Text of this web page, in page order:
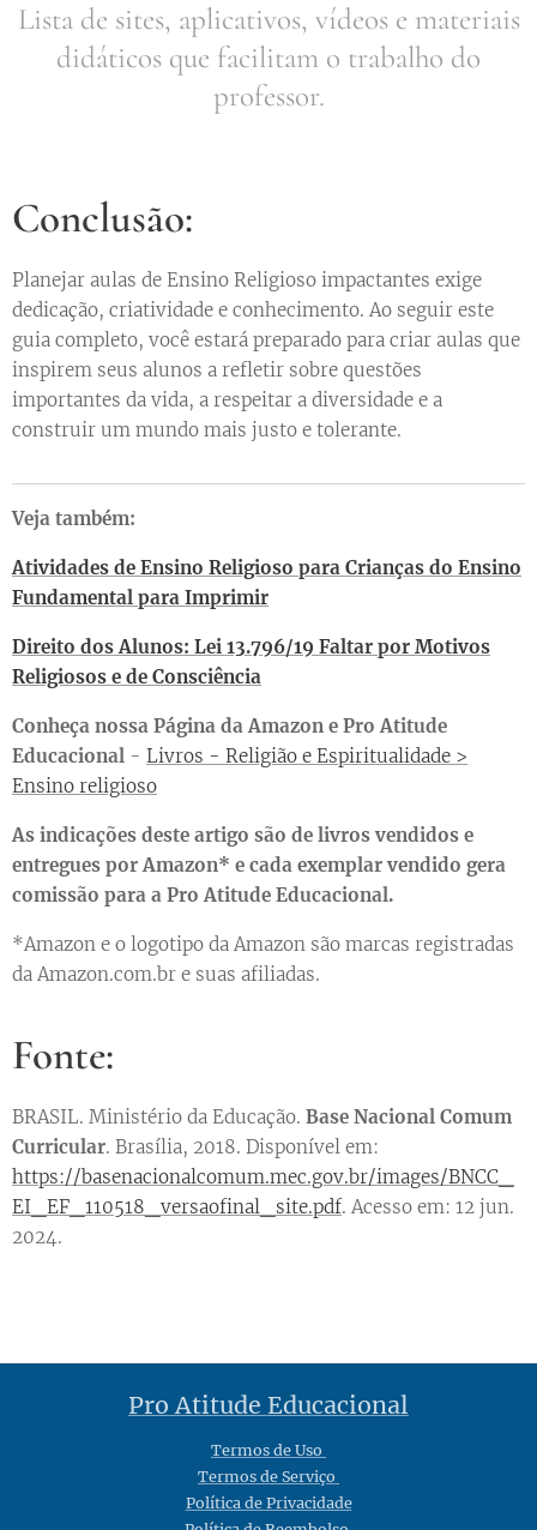
Lista de sites, aplicativos, vídeos e materiais
didáticos que facilitam o trabalho do
professor.
Conclusão:
Planejar aulas de Ensino Religioso impactantes exige
dedicação, criatividade e conhecimento. Ao seguir este
guia completo, você estará preparado para criar aulas que
inspirem seus alunos a refletir sobre questões
importantes da vida, a respeitar a diversidade e a
construir um mundo mais justo e tolerante.
Veja também:
Atividades de Ensino Religioso para Crianças do Ensino
Fundamental para Imprimir
Direito dos Alunos: Lei 13.796/19 Faltar por Motivos
Religiosos e de Consciência
Conheça nossa Página da Amazon e Pro Atitude
Educacional - Livros - Religião e Espiritualidade >
Ensino religioso
As indicações deste artigo são de livros vendidos e
entregues por Amazon* e cada exemplar vendido gera
comissão para a Pro Atitude Educacional.
*Amazon e o logotipo da Amazon são marcas registradas
da Amazon.com.br e suas afiliadas.
Fonte:
BRASIL. Ministério da Educação. Base Nacional Comum
Curricular. Brasília, 2018. Disponível em:
https://basenacionalcomum.mec.gov.br/images/BNCC_
EI_EF_110518_versaofinal_site.pdf. Acesso em: 12 jun.
2024.
Pro Atitude Educacional
Termos de Uso
Termos de Serviço
Política de Privacidade